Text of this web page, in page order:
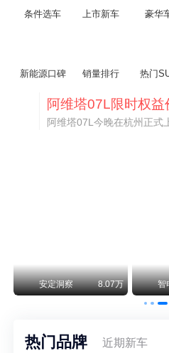
条件选车 上市新车 豪华
新能源口碑 销量排行 热门
安定洞察 8.07万 智
热门品牌 近期新车